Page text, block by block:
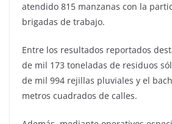
atendido 815 manzanas con la
brigadas de trabajo.
Entre los resultados reportados
de mil 173 toneladas de residuos
de mil 994 rejillas pluviales y el
metros cuadrados de calles.